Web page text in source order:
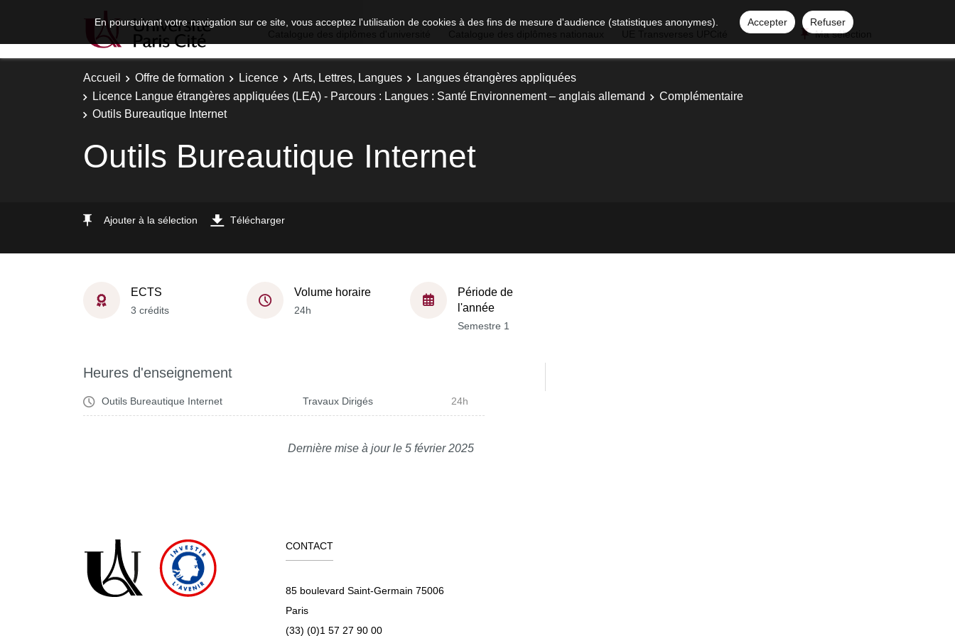
En poursuivant votre navigation sur ce site, vous acceptez l'utilisation de cookies à des fins de mesure d'audience (statistiques anonymes). Accepter
Refuser
Ma sélection
Accueil Offre de formation Licence Arts, Lettres, Langues
Langues étrangères appliquées
Licence Langue étrangères appliquées (LEA) - Parcours : Langues : Santé Environnement – anglais allemand
Complémentaire
Outils Bureautique Internet
Outils Bureautique Internet
Ajouter à la sélection Télécharger
ECTS
3 crédits
Volume horaire
24h
Période de
l'année
Semestre 1
Heures d'enseignement
Outils Bureautique Internet Travaux Dirigés 24h
Dernière mise à jour le 5 février 2025
CONTACT
85 boulevard Saint-Germain 75006
Paris
(33) (0)1 57 27 90 00